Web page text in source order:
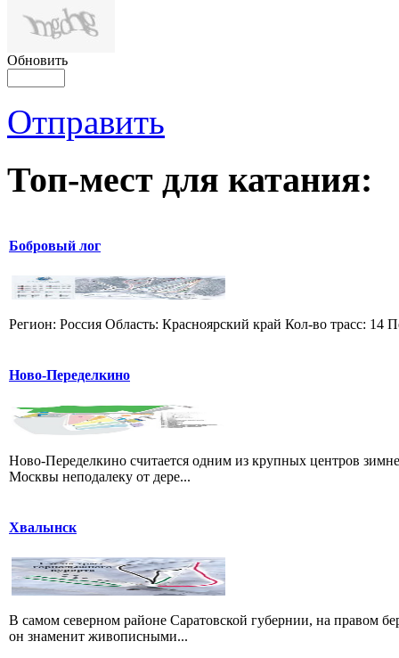
Обновить
Отправить
Топ-мест для катания:
Бобровый лог
Регион: Россия Область: Красноярский край Кол-во трасс:
Ново-Переделкино
Ново-Переделкино считается одним из крупных центров
Москвы неподалеку от дере...
Хвалынск
В самом северном районе Саратовской губернии, на правом
он знаменит живописными...